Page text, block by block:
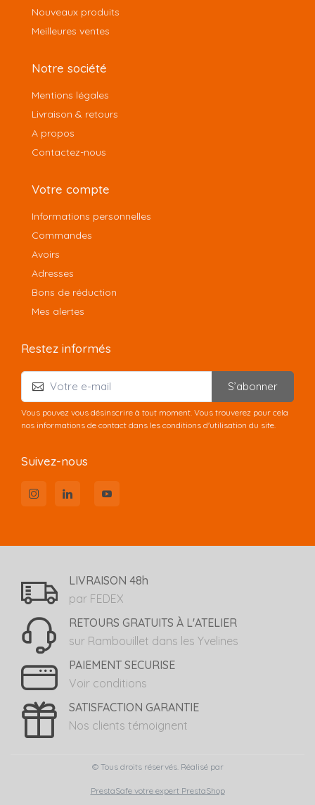
Nouveaux produits
Meilleures ventes
Notre société
Mentions légales
Livraison & retours
A propos
Contactez-nous
Votre compte
Informations personnelles
Commandes
Avoirs
Adresses
Bons de réduction
Mes alertes
Restez informés
S’abonner
Vous pouvez vous désinscrire à tout moment. Vous trouverez pour cela
nos informations de contact dans les conditions d'utilisation du site.
Suivez-nous
LIVRAISON 48h
par FEDEX
RETOURS GRATUITS À L'ATELIER
sur Rambouillet dans les Yvelines
PAIEMENT SECURISE
Voir conditions
SATISFACTION GARANTIE
Nos clients témoignent
© Tous droits réservés. Réalisé par
PrestaSafe votre expert PrestaShop